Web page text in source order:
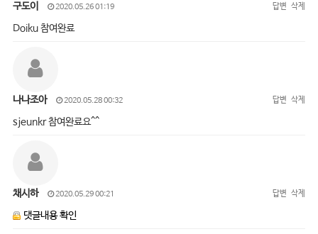
구도이 2020.05.26 01:19 답변 삭제
Doiku 참여완료
나나조아 2020.05.28 00:32 답변 삭제
sjeunkr 참여완료요^^
채시하 2020.05.29 00:21 답변 삭제
댓글내용 확인